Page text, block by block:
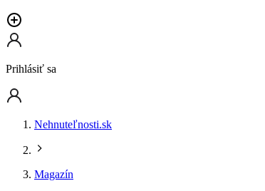
Prihlásiť sa
Nehnuteľnosti.sk
Magazín